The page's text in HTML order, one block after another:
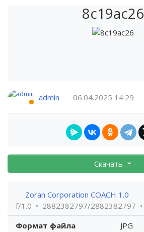
8c19ac26
admin 06.04.2025 14:29
Скачать
Zoran Corporation COACH 1.0
f/1.0
2882382797/2882382797
Формат файла
JPG